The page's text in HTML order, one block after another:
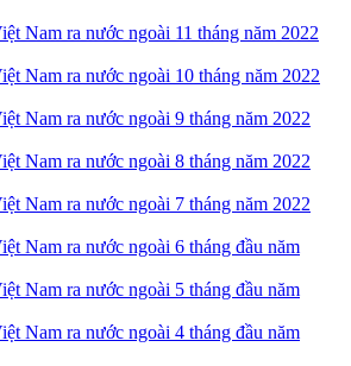
Nam ra nước ngoài 11 tháng năm 2022
Nam ra nước ngoài 10 tháng năm 2022
Nam ra nước ngoài 9 tháng năm 2022
Nam ra nước ngoài 8 tháng năm 2022
Nam ra nước ngoài 7 tháng năm 2022
Nam ra nước ngoài 6 tháng đầu năm
Nam ra nước ngoài 5 tháng đầu năm
Nam ra nước ngoài 4 tháng đầu năm